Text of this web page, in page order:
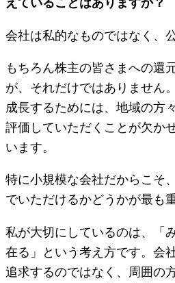
会社は私的なものではなく、
もちろん株主の皆さまへの還
が、それだけではありません
成長するためには、地域の方
評価していただくことが欠か
います。
特に小規模な会社だからこそ
でいただけるかどうかが最も
私が大切にしているのは、「
在る」という考え方です。会
追求するのではなく、周囲の